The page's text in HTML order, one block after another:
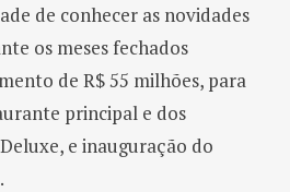
de conhecer as novidades
os meses fechados
de R$ 55 milhões, para
principal e dos
e inauguração do